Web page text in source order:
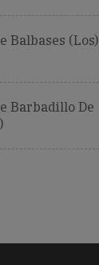
Balbases (Los)
Barbadillo De